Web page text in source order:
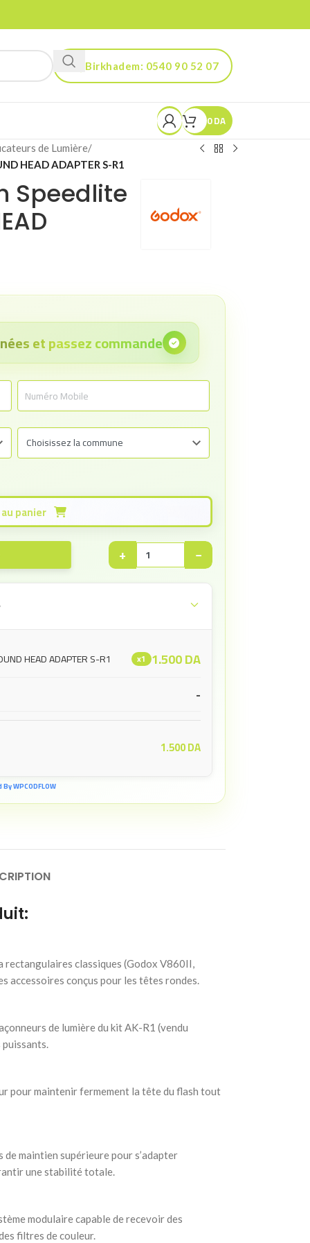
Birkhadem: 0540 90 52 07
Kouba: 0560 90 52 03
0DA
de Lumière/
HEAD ADAPTER S-R1
Speedlite
et passez commande
Ajouter au panier
−
+
HEAD ADAPTER S-R1 x1 1.500DA
-
1.500DA
WPCODFLOW
rectangulaires classiques (Godox V860II,
accessoires conçus pour les têtes rondes.
de lumière du kit AK-R1 (vendu
puissants.
pour maintenir fermement la tête du flash tout
de maintien supérieure pour s’adapter
une stabilité totale.
modulaire capable de recevoir des
filtres de couleur.